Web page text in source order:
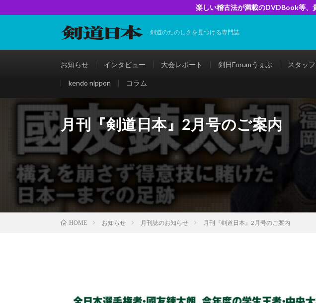
楽しい稽古法が満載のDVDBook等、
剣道のたのしさを見つける専門誌
お知らせ インタビュー 大会レポート 剣日Forumうぇぶ スタッ
kendo nippon コラム
月刊『剣道日本』2月号のご案内
HOME お知らせ 月刊誌のお知らせ 月刊『剣道日本』2月号のご案内